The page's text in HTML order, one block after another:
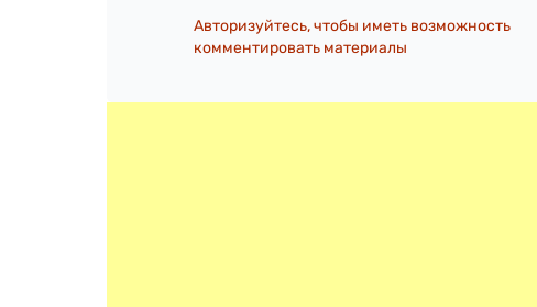
Авторизуйтесь, чтобы иметь возможность
комментировать материалы